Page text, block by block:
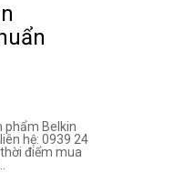
phẩm Belkin
hệ: 0939 24
điểm mua